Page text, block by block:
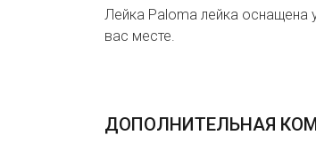
Лейка Paloma лейка оснащена
вас месте.
ДОПОЛНИТЕЛЬНАЯ